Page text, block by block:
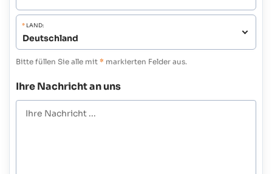
* LAND:
Bitte füllen Sie alle mit * markierten Felder aus.
Ihre Nachricht an uns